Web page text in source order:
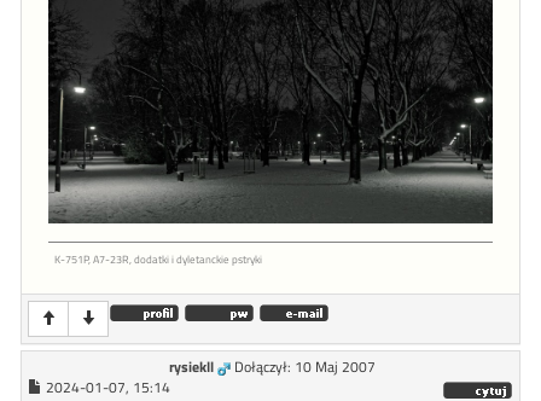
K-751P, A7-23R, dodatki i dyletanckie pstryki
rysiekll
Dołączył: 10 Maj 2007
2024-01-07, 15:14